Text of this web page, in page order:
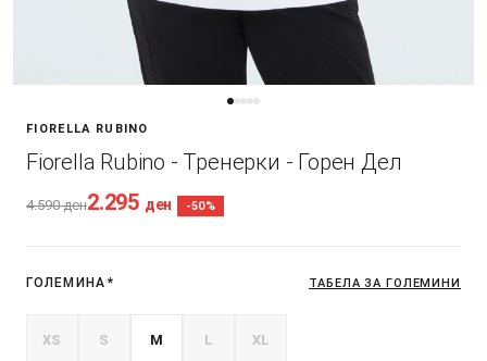
FIORELLA RUBINO
Fiorella Rubino - Тренерки - Горен Дел
4.590ден2.295 ден -50%
ГОЛЕМИНА * ТАБЕЛА ЗА ГОЛЕМИНИ
XS S M L XL